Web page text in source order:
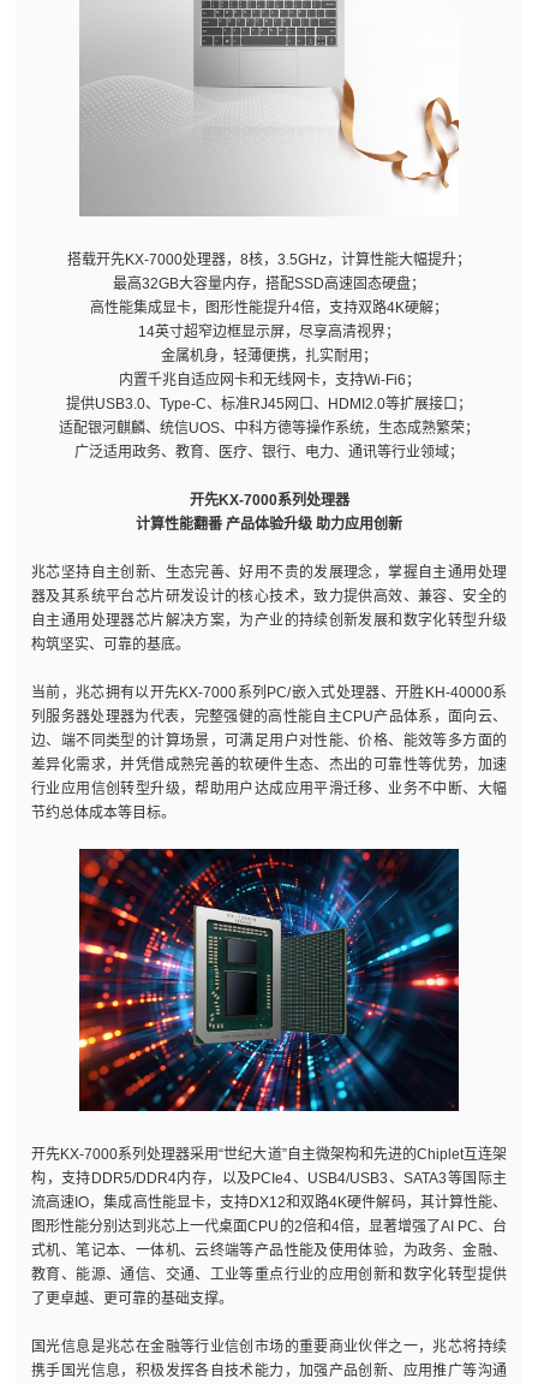
搭载开先KX-7000处理器，8核，3.5GHz，计算性能大幅提升；
最高32GB大容量内存，搭配SSD高速固态硬盘；
高性能集成显卡，图形性能提升4倍，支持双路4K硬解；
14英寸超窄边框显示屏，尽享高清视界；
金属机身，轻薄便携，扎实耐用；
内置千兆自适应网卡和无线网卡，支持Wi-Fi6；
提供USB3.0、Type-C、标准RJ45网口、HDMI2.0等扩展接口；
适配银河麒麟、统信UOS、中科方德等操作系统，生态成熟繁荣；
广泛适用政务、教育、医疗、银行、电力、通讯等行业领域；
开先KX-7000系列处理器
计算性能翻番 产品体验升级 助力应用创新
兆芯坚持自主创新、生态完善、好用不贵的发展理念，掌握自主通用处理
器及其系统平台芯片研发设计的核心技术，致力提供高效、兼容、安全的
自主通用处理器芯片解决方案，为产业的持续创新发展和数字化转型升级
构筑坚实、可靠的基底。
当前，兆芯拥有以开先KX-7000系列PC/嵌入式处理器、开胜KH-40000系
列服务器处理器为代表，完整强健的高性能自主CPU产品体系，面向云、
边、端不同类型的计算场景，可满足用户对性能、价格、能效等多方面的
差异化需求，并凭借成熟完善的软硬件生态、杰出的可靠性等优势，加速
行业应用信创转型升级，帮助用户达成应用平滑迁移、业务不中断、大幅
节约总体成本等目标。
开先KX-7000系列处理器采用“世纪大道”自主微架构和先进的Chiplet互连架
构，支持DDR5/DDR4内存，以及PCIe4、USB4/USB3、SATA3等国际主
流高速IO，集成高性能显卡，支持DX12和双路4K硬件解码，其计算性能、
图形性能分别达到兆芯上一代桌面CPU的2倍和4倍，显著增强了AI PC、台
式机、笔记本、一体机、云终端等产品性能及使用体验，为政务、金融、
教育、能源、通信、交通、工业等重点行业的应用创新和数字化转型提供
了更卓越、更可靠的基础支撑。
国光信息是兆芯在金融等行业信创市场的重要商业伙伴之一，兆芯将持续
携手国光信息，积极发挥各自技术能力，加强产品创新、应用推广等沟通